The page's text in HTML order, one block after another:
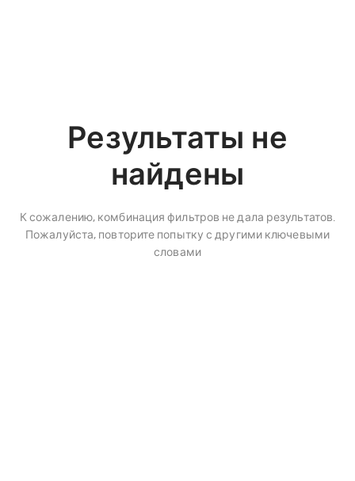
Результаты не
найдены
К сожалению, комбинация фильтров не дала результатов.
Пожалуйста, повторите попытку с другими ключевыми
словами